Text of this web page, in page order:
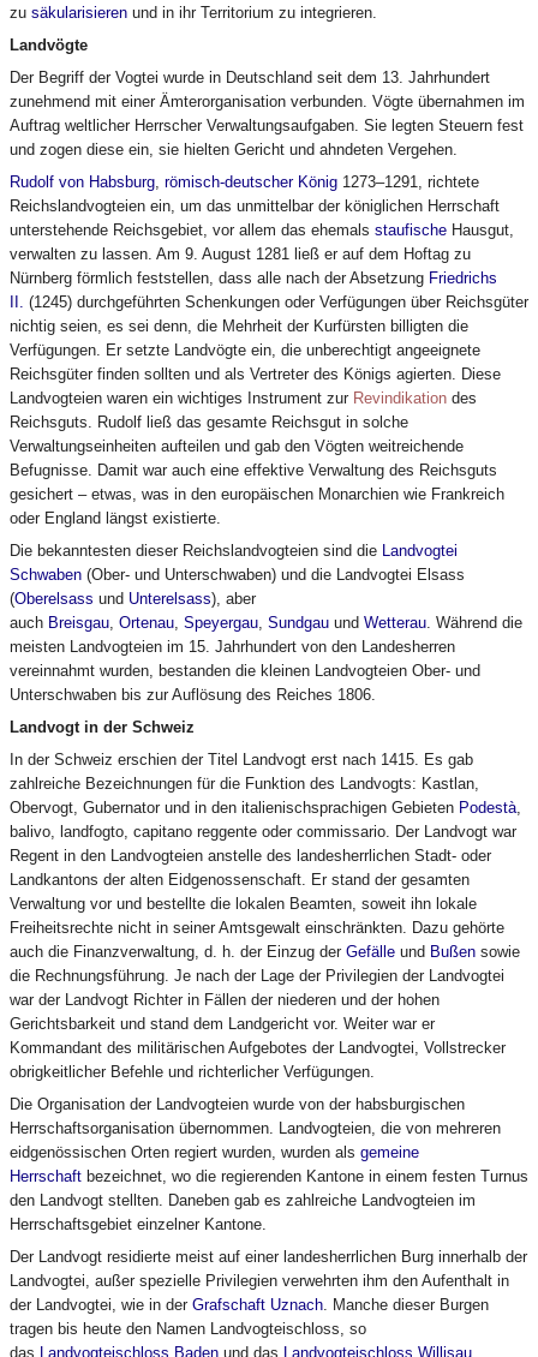
zu säkularisieren und in ihr Territorium zu integrieren.
Landvögte
Der Begriff der Vogtei wurde in Deutschland seit dem 13. Jahrhundert
zunehmend mit einer Ämterorganisation verbunden. Vögte übernahmen im
Auftrag weltlicher Herrscher Verwaltungsaufgaben. Sie legten Steuern fest
und zogen diese ein, sie hielten Gericht und ahndeten Vergehen.
Rudolf von Habsburg, römisch-deutscher König 1273–1291, richtete
Reichslandvogteien ein, um das unmittelbar der königlichen Herrschaft
unterstehende Reichsgebiet, vor allem das ehemals staufische Hausgut,
verwalten zu lassen. Am 9. August 1281 ließ er auf dem Hoftag zu
Nürnberg förmlich feststellen, dass alle nach der Absetzung Friedrichs
II. (1245) durchgeführten Schenkungen oder Verfügungen über Reichsgüter
nichtig seien, es sei denn, die Mehrheit der Kurfürsten billigten die
Verfügungen. Er setzte Landvögte ein, die unberechtigt angeeignete
Reichsgüter finden sollten und als Vertreter des Königs agierten. Diese
Landvogteien waren ein wichtiges Instrument zur Revindikation des
Reichsguts. Rudolf ließ das gesamte Reichsgut in solche
Verwaltungseinheiten aufteilen und gab den Vögten weitreichende
Befugnisse. Damit war auch eine effektive Verwaltung des Reichsguts
gesichert – etwas, was in den europäischen Monarchien wie Frankreich
oder England längst existierte.
Die bekanntesten dieser Reichslandvogteien sind die Landvogtei
Schwaben (Ober- und Unterschwaben) und die Landvogtei Elsass
(Oberelsass und Unterelsass), aber
auch Breisgau, Ortenau, Speyergau, Sundgau und Wetterau. Während die
meisten Landvogteien im 15. Jahrhundert von den Landesherren
vereinnahmt wurden, bestanden die kleinen Landvogteien Ober- und
Unterschwaben bis zur Auflösung des Reiches 1806.
Landvogt in der Schweiz
In der Schweiz erschien der Titel Landvogt erst nach 1415. Es gab
zahlreiche Bezeichnungen für die Funktion des Landvogts: Kastlan,
Obervogt, Gubernator und in den italienischsprachigen Gebieten Podestà,
balivo, landfogto, capitano reggente oder commissario. Der Landvogt war
Regent in den Landvogteien anstelle des landesherrlichen Stadt- oder
Landkantons der alten Eidgenossenschaft. Er stand der gesamten
Verwaltung vor und bestellte die lokalen Beamten, soweit ihn lokale
Freiheitsrechte nicht in seiner Amtsgewalt einschränkten. Dazu gehörte
auch die Finanzverwaltung, d. h. der Einzug der Gefälle und Bußen sowie
die Rechnungsführung. Je nach der Lage der Privilegien der Landvogtei
war der Landvogt Richter in Fällen der niederen und der hohen
Gerichtsbarkeit und stand dem Landgericht vor. Weiter war er
Kommandant des militärischen Aufgebotes der Landvogtei, Vollstrecker
obrigkeitlicher Befehle und richterlicher Verfügungen.
Die Organisation der Landvogteien wurde von der habsburgischen
Herrschaftsorganisation übernommen. Landvogteien, die von mehreren
eidgenössischen Orten regiert wurden, wurden als gemeine
Herrschaft bezeichnet, wo die regierenden Kantone in einem festen Turnus
den Landvogt stellten. Daneben gab es zahlreiche Landvogteien im
Herrschaftsgebiet einzelner Kantone.
Der Landvogt residierte meist auf einer landesherrlichen Burg innerhalb der
Landvogtei, außer spezielle Privilegien verwehrten ihm den Aufenthalt in
der Landvogtei, wie in der Grafschaft Uznach. Manche dieser Burgen
tragen bis heute den Namen Landvogteischloss, so
das
Landvogteischloss Baden und das Landvogteischloss Willisau